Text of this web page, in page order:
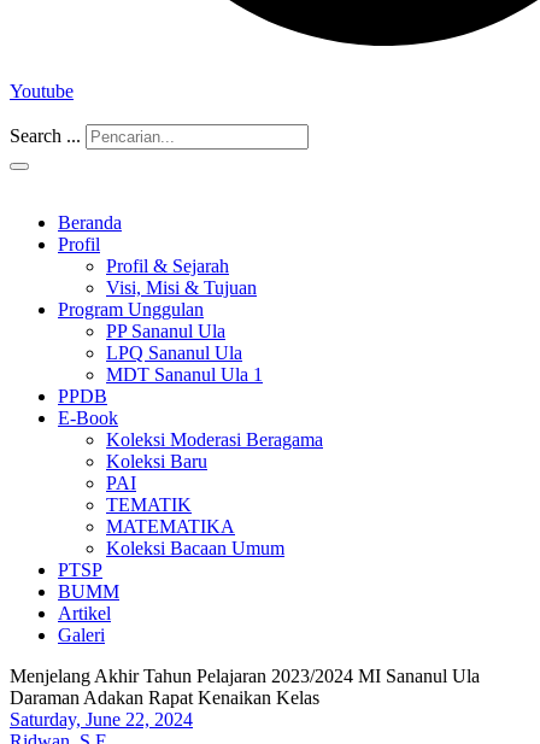
Youtube
Search ...
Beranda
Profil
Profil & Sejarah
Visi, Misi & Tujuan
Program Unggulan
PP Sananul Ula
LPQ Sananul Ula
MDT Sananul Ula 1
PPDB
E-Book
Koleksi Moderasi Beragama
Koleksi Baru
PAI
TEMATIK
MATEMATIKA
Koleksi Bacaan Umum
PTSP
BUMM
Artikel
Galeri
Menjelang Akhir Tahun Pelajaran 2023/2024 MI Sananul Ula
Daraman Adakan Rapat Kenaikan Kelas
Saturday, June 22, 2024